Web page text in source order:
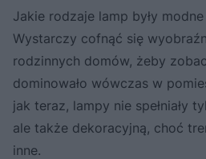
Jakie rodzaje lamp były
Wystarczy cofnąć się
rodzinnych domów, żeby
dominowało wówczas w
jak teraz, lampy nie spełniały
ale także dekoracyjną, choć
inne.